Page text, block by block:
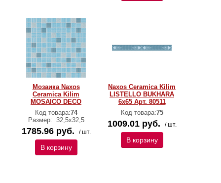
Мозаика Naxos
Ceramica Kilim
MOSAICO DECO
Код товара:74
Размер: 32,5х32,5
1785.96 руб. / шт.
В корзину
Naxos Ceramica Kilim
LISTELLO BUKHARA
6x65 Арт. 80511
Код товара:75
1009.01 руб. / шт.
В корзину